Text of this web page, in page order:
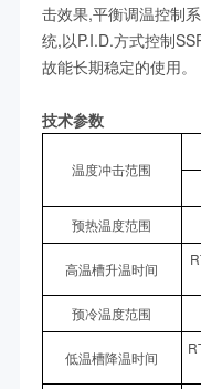
击效果,平衡调温控制
统,以P.I.D.方式控制
故能长期稳定的使用。
技术参数
温度冲击范围
预热温度范围
高温槽升温时间
预冷温度范围
低温槽降温时间